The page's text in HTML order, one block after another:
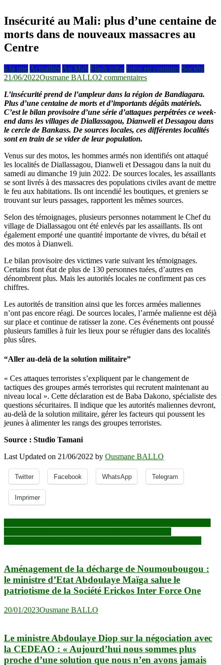
Insécurité au Mali: plus d’une centaine de
morts dans de nouveaux massacres au
Centre
à la une Actualités Au Mali Flash infos Infos en continus Société
21/06/2022Ousmane BALLO2 commentairessur
au
Mali:
plus
d’une
centaine
dans
de
nouveaux
massacres
au
Centre
L’insécurité prend de l’ampleur dans la région de Bandiagara.
Plus d’une centaine de morts et d’importants dégâts matériels.
C’est le bilan provisoire d’une série d’attaques perpétrées ce week-
end dans les villages de Diallassagou, Dianweli et Dessagou dans
le cercle de Bankass. De sources locales, ces différentes localités
sont en train de se vider de leur population.
Venus sur des motos, les hommes armés non identifiés ont attaqué
les localités de Diallassagou, Dianweli et Dessagou dans la nuit du
samedi au dimanche 19 juin 2022. De sources locales, les assaillants
se sont livrés à des massacres des populations civiles avant de mettre
le feu aux habitations. Ils ont incendié les boutiques, et greniers se
trouvant sur leurs passages, rapportent les mêmes sources.
Selon des témoignages, plusieurs personnes notamment le Chef du
village de Diallassagou ont été enlevés par les assaillants. Ils ont
également emporté une quantité importante de vivres, du bétail et
des motos à Dianweli.
Le bilan provisoire des victimes varie suivant les témoignages.
Certains font état de plus de 130 personnes tuées, d’autres en
dénombrent plus. Mais les autorités locales ne confirment pas ces
chiffres.
Les autorités de transition ainsi que les forces armées maliennes
n’ont pas encore réagi. De sources locales, l’armée malienne est déjà
sur place et continue de ratisser la zone. Ces événements ont poussé
plusieurs familles à fuir les lieux pour se réfugier dans des localités
plus sûres.
“Aller au-delà de la solution militaire”
« Ces attaques terroristes s’expliquent par le changement de
tactiques des groupes armés terroristes qui recrutent maintenant au
niveau local ». Cette déclaration est de Baba Dakono, spécialiste des
questions sécuritaires. Il indique que les autorités maliennes devront,
au-delà de la solution militaire, gérer les facteurs qui poussent les
jeunes à alimenter les rangs des groupes terroristes.
Source : Studio Tamani
Last Updated on 21/06/2022 by Ousmane BALLO
Twitter Facebook WhatsApp Telegram
Imprimer
Navigation
de
Aménagement de la décharge de Noumoubougou :
le ministre d’Etat Abdoulaye Maïga salue le
patriotisme de la Société Erickos Inter Force One
20/01/2023Ousmane BALLO
Le ministre Abdoulaye Diop sur la négociation avec
la CEDEAO : « Aujourd’hui nous sommes plus
proche d’une solution que nous n’en avons jamais